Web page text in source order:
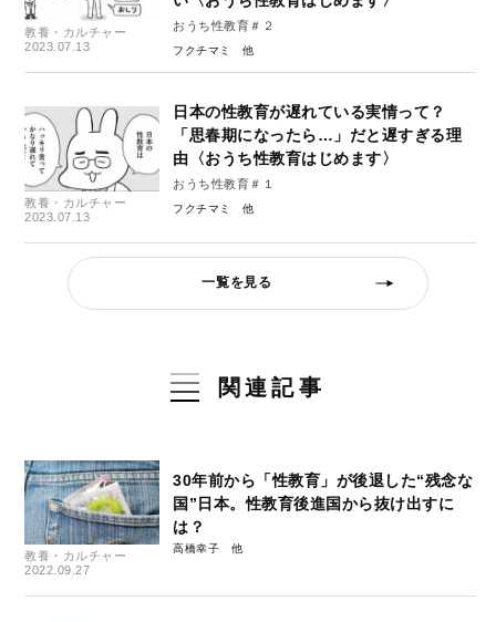
教養・カルチャー
2023.07.13
おうち性教育＃２
フクチマミ
教養・カルチャー
2023.07.13
日本の性教育が遅れている実情って？
「思春期になったら…」だと遅すぎる理
由〈おうち性教育はじめます〉
おうち性教育＃１
フクチマミ
一覧を見る
関連記事
教養・カルチャー
2022.09.27
30年前から「性教育」が後退した“残念な
国”日本。性教育後進国から抜け出すに
は？
高橋幸子